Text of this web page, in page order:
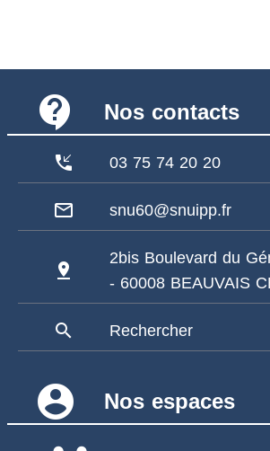
contact_support Nos contacts
phone_callback 03 75 74 20 20
mail_outline snu60@snuipp.fr
pin_drop
2bis Boulevard du
- 60008 BEAUVAIS
search Rechercher
account_circle Nos espaces